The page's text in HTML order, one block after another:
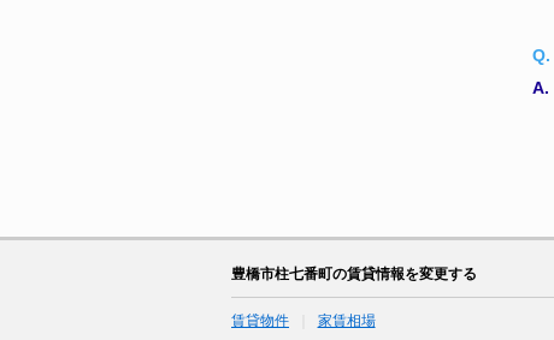
Q.
A.
豊橋市柱七番町の賃貸情報を変更する
賃貸物件 家賃相場